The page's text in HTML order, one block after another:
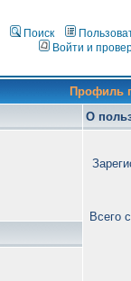
Поиск
Войти и
Профиль
О
Всего